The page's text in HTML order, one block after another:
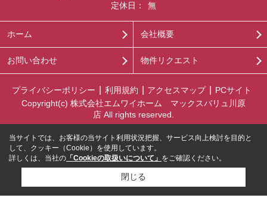
定休日：
無
ホーム 会社概要
お問い合わせ 物件リクエスト
プライバシーポリシー 利用規約 アクセスマップ
PCサイト
Copyright(c) 株式会社エムワイホーム マックスバリュ川原
店 All rights reserved.
当サイトでは、お客様の当サイト利用状況把握、サービス向上検討を目的と
して、クッキー（Cookie）を使用しています。
詳しくは、当社の 「Cookieの取扱いについて」 をご確認ください。
閉じる